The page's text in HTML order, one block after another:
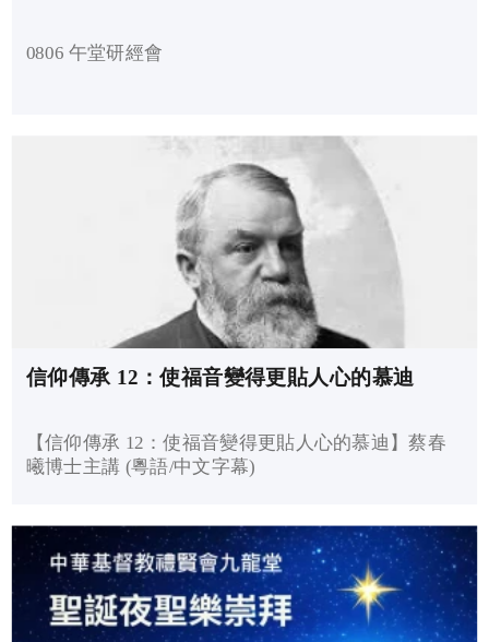
0806 午堂研經會
信仰傳承 12：使福音變得更貼人心的慕迪
【信仰傳承 12：使福音變得更貼人心的慕迪】蔡春
曦博士主講 (粵語/中文字幕)